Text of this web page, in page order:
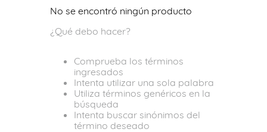
No se encontró ningún producto
¿Qué debo hacer?
Comprueba los términos
ingresados
Intenta utilizar una sola palabra
Utiliza términos genéricos en la
búsqueda
Intenta buscar sinónimos del
término deseado